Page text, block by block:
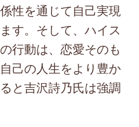
性を通じて自己実現
す。そして、ハイス
行動は、恋愛そのも
己の人生をより豊か
と吉沢詩乃氏は強調